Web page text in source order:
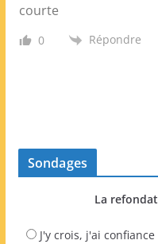
courte
0 Répondre
Sondages
La
J'y crois, j'ai confiance